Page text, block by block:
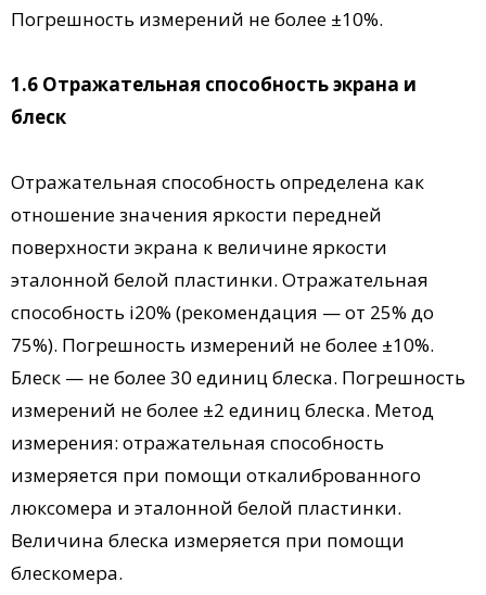
Погрешность измерений не более ±10%.
1.6 Отражательная способность экрана и
блеск
Отражательная способность определена как
отношение значения яркости передней
поверхности экрана к величине яркости
эталонной белой пластинки. Отражательная
способность і20% (рекомендация — от 25% до
75%). Погрешность измерений не более ±10%.
Блеск — не более 30 единиц блеска. Погрешность
измерений не более ±2 единиц блеска. Метод
измерения: отражательная способность
измеряется при помощи откалиброванного
люксомера и эталонной белой пластинки.
Величина блеска измеряется при помощи
блескомера.